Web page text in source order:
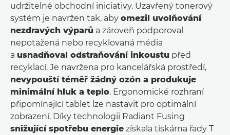
udržitelné obchodní iniciativy. Uzavřený tonerový
systém je navržen tak, aby omezil uvolňování
nezdravých výparů a zároveň podporoval
nepotažená nebo recyklovaná média
a usnadňoval odstraňování inkoustu před
recyklací. Je navržena pro kancelářská prostředí,
nevypouští téměř žádný ozón a produkuje
minimální hluk a teplo. Ergonomické rozhraní
připomínající tablet lze nastavit pro optimální
zobrazení. Díky technologii Radiant Fusing
snižující spotřebu energie získala tiskárna řady T